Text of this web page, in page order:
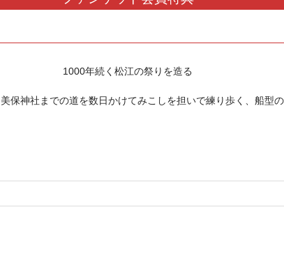
1000年続く松江の祭りを造る
保神社までの道を数日かけてみこしを担いで練り歩く、船型